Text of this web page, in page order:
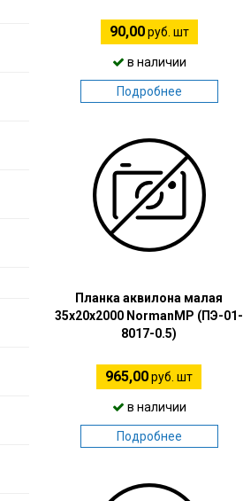
90,00руб. шт
в наличии
Подробнее
Планка аквилона малая
35х20х2000 NormanMP (ПЭ-01-
8017-0.5)
965,00руб. шт
в наличии
Подробнее